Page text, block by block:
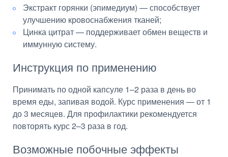
Экстракт горянки (эпимедиум) — способствует
улучшению кровоснабжения тканей;
Цинка цитрат — поддерживает обмен веществ и
иммунную систему.
Инструкция по применению
Принимать по одной капсуле 1–2 раза в день во
время еды, запивая водой. Курс применения — от 1
до 3 месяцев. Для профилактики рекомендуется
повторять курс 2–3 раза в год.
Возможные побочные эффекты